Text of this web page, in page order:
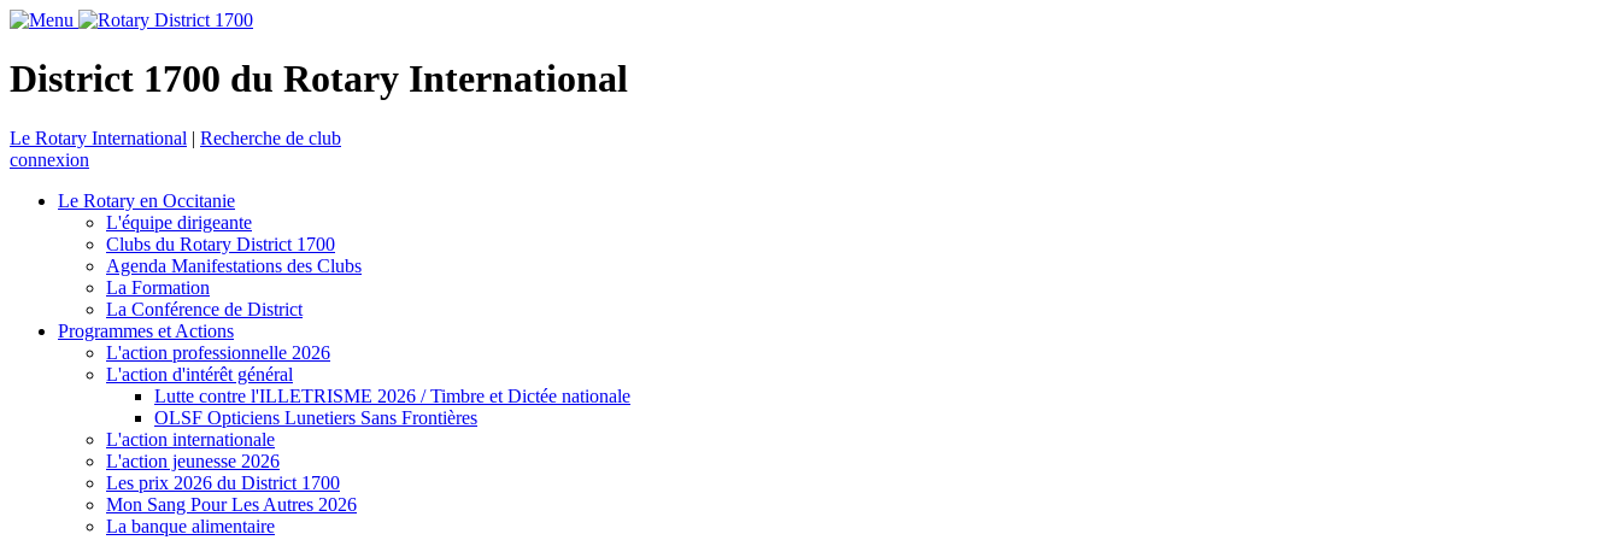
District 1700 du Rotary International
Le Rotary International | Recherche de club
connexion
Le Rotary en Occitanie
L'équipe dirigeante
Clubs du Rotary District 1700
Agenda Manifestations des Clubs
La Formation
La Conférence de District
Programmes et Actions
L'action professionnelle 2026
L'action d'intérêt général
Lutte contre l'ILLETRISME 2026 / Timbre et Dictée nationale
OLSF Opticiens Lunetiers Sans Frontières
L'action internationale
L'action jeunesse 2026
Les prix 2026 du District 1700
Mon Sang Pour Les Autres 2026
La banque alimentaire